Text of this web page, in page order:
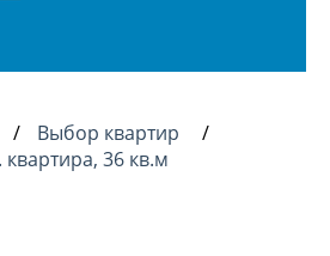
Выбор квартир
36 кв.м